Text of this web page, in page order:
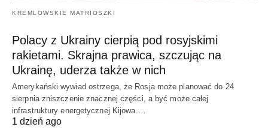
KREMLOWSKIE MATRIOSZKI
Polacy z Ukrainy cierpią pod rosyjskimi
rakietami. Skrajna prawica, szczując na
Ukrainę, uderza także w nich
Amerykański wywiad ostrzega, że Rosja może planować do 24
sierpnia zniszczenie znacznej części, a być może całej
infrastruktury energetycznej Kijowa.…
1 dzień ago